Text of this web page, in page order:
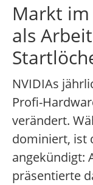
Markt im
als
NVIDIAs
Profi-
verändert.
dominiert, ist
angekündigt:
präsentierte